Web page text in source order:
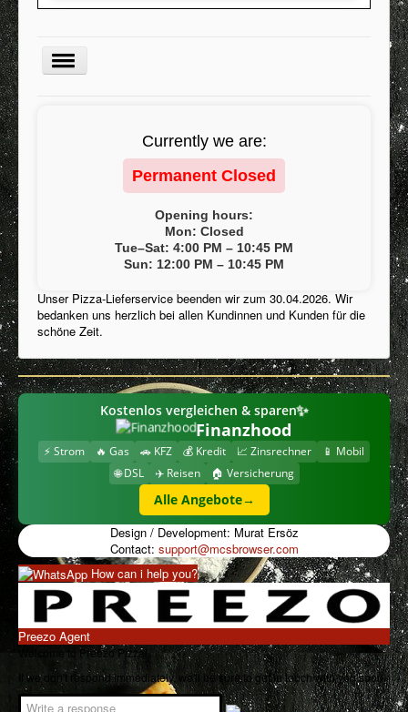
Minimum order value
Contact / Suggestions
Conditions
Imprint
Ingredients / Allergens
Frequently Asked Questions
Privacy Policy
My Account
Download Menu
Cookies Information
Currently we are:
Permanent Closed
Opening hours:
Mon: Closed
Tue–Sat: 4:00 PM – 10:45 PM
Sun: 12:00 PM – 10:45 PM
Unser Pizza-Lieferservice beenden wir zum 30.04.2026. Wir
bedanken uns herzlich bei allen Kundinnen und Kunden für die
schöne Zeit.
Finanzhood
⚡ Strom 🔥 Gas 🚗 KFZ 💰 Kredit 📈 Zinsrechner
📱 Mobil
🌐 DSL
✈️ Reisen 🏠 Versicherung
Kostenlos vergleichen & sparen✨
Alle Angebote→
Design / Development: Murat Ersöz
Contact: support@mcsbrowser.com
How can i help you?
Preezo Agent
Welcome to Preezo Pizza!
If we don't respond immediately, we'll be sure to get in touch with you soon.